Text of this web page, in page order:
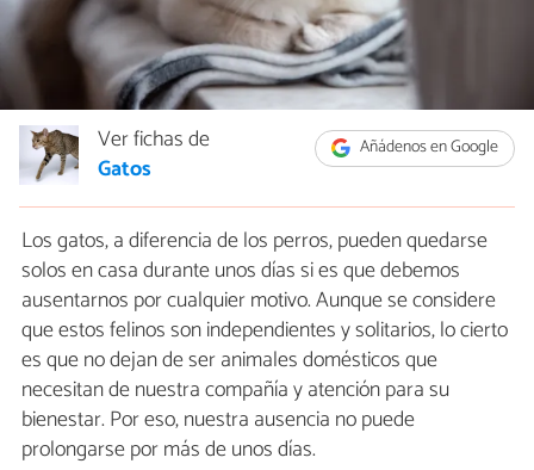
Añádenos en Google
Ver fichas de
Gatos
Los gatos, a diferencia de los perros, pueden quedarse
solos en casa durante unos días si es que debemos
ausentarnos por cualquier motivo. Aunque se considere
que estos felinos son independientes y solitarios, lo cierto
es que no dejan de ser animales domésticos que
necesitan de nuestra compañía y atención para su
bienestar. Por eso, nuestra ausencia no puede
prolongarse por más de unos días.